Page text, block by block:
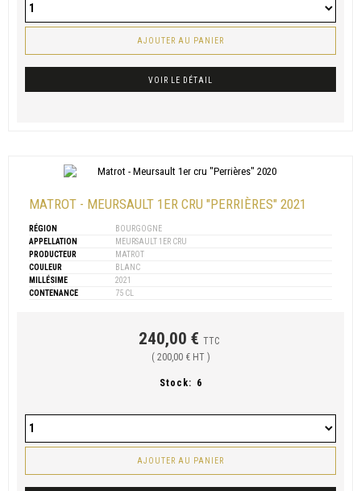
AJOUTER AU PANIER
VOIR LE DÉTAIL
MATROT - MEURSAULT 1ER CRU "PERRIÈRES" 2021
RÉGION
BOURGOGNE
APPELLATION
MEURSAULT 1ER CRU
PRODUCTEUR
MATROT
COULEUR
BLANC
MILLÉSIME
2021
CONTENANCE
75 CL
240,00 € TTC
( 200,00 € HT )
Stock: 6
AJOUTER AU PANIER